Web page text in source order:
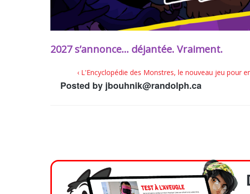
2027 s’annonce… déjantée. Vraiment.
‹ L'Encyclopédie des Monstres, le nouveau jeu pour
Posted by jbouhnik@randolph.ca